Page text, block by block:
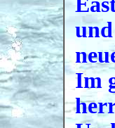
Im